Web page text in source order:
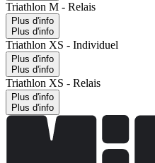
Triathlon M - Relais
Plus d'info
Plus d'info
Triathlon XS - Individuel
Plus d'info
Plus d'info
Triathlon XS - Relais
Plus d'info
Plus d'info